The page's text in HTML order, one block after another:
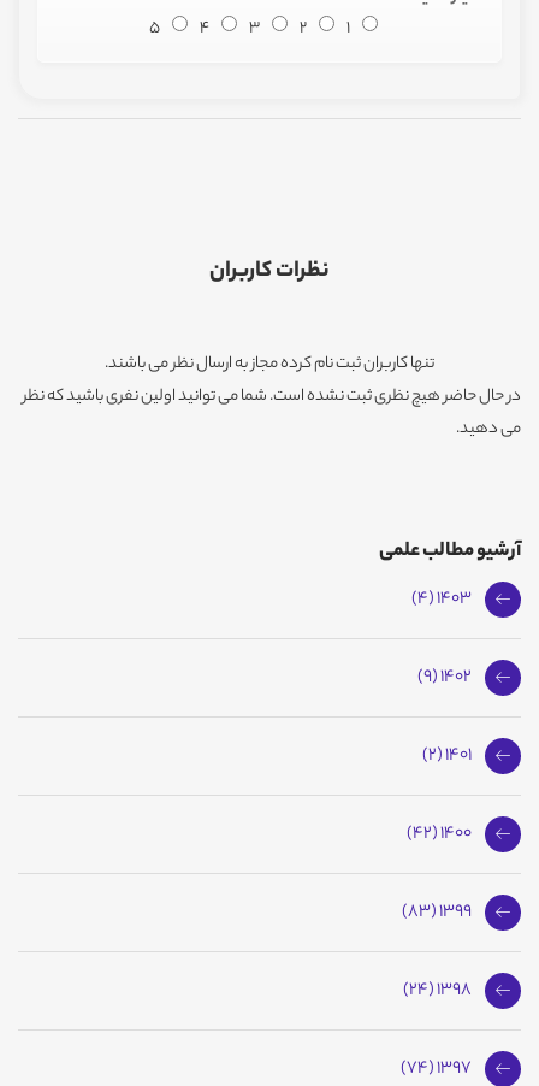
1
2
3
4
5
نظرات کاربران
تنها کاربران ثبت نام کرده مجاز به ارسال نظر می باشند.
در حال حاضر هیچ نظری ثبت نشده است. شما می توانید اولین نفری باشید که نظر
می دهید.
آرشیو مطالب علمی
1403 (4)
1402 (9)
1401 (2)
1400 (42)
1399 (83)
1398 (24)
1397 (74)